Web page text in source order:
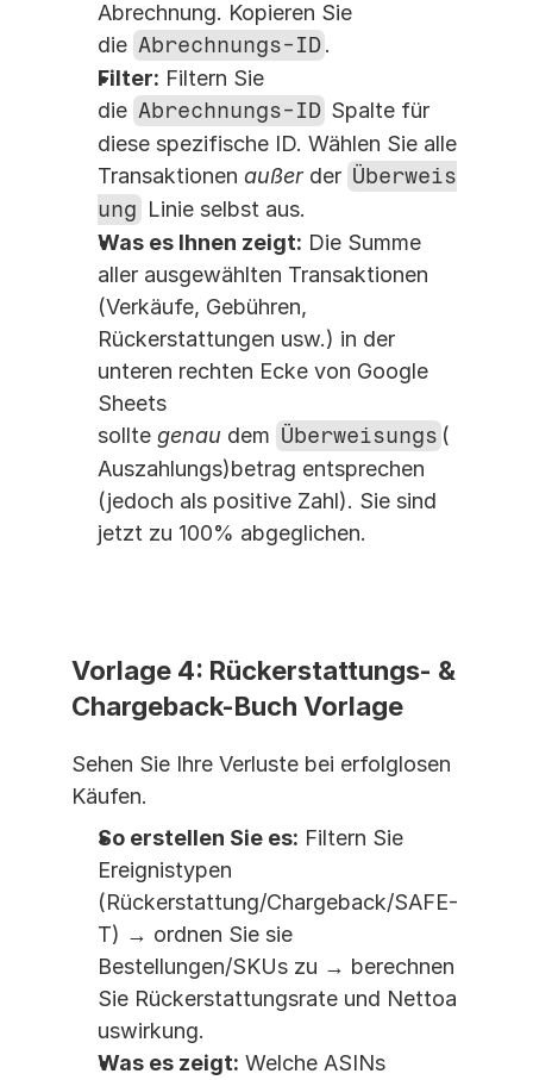
Abrechnung. Kopieren Sie
die Abrechnungs-ID .
Filter: Filtern Sie
die Abrechnungs-ID Spalte für
diese spezifische ID. Wählen Sie alle
Transaktionen außer der Überweis
ung Linie selbst aus.
Was es Ihnen zeigt: Die Summe
aller ausgewählten Transaktionen
(Verkäufe, Gebühren,
Rückerstattungen usw.) in der
unteren rechten Ecke von Google
Sheets
sollte genau dem Überweisungs (
Auszahlungs)betrag entsprechen
(jedoch als positive Zahl). Sie sind
jetzt zu 100% abgeglichen.
Vorlage 4: Rückerstattungs- &
Chargeback-Buch Vorlage
Sehen Sie Ihre Verluste bei erfolglosen
Käufen.
So erstellen Sie es: Filtern Sie
Ereignistypen
(Rückerstattung/Chargeback/SAFE-
T) → ordnen Sie sie
Bestellungen/SKUs zu → berechnen
Sie Rückerstattungsrate und Nettoa
uswirkung.
Was es zeigt: Welche ASINs